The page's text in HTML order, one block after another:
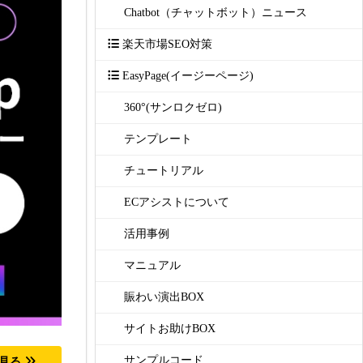
Chatbot（チャットボット）ニュース
楽天市場SEO対策
EasyPage(イージーページ)
360°(サンロクゼロ)
テンプレート
チュートリアル
ECアシストについて
活用事例
マニュアル
賑わい演出BOX
サイトお助けBOX
サンプルコード